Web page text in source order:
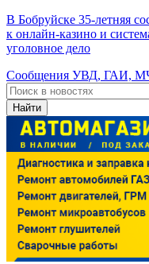
В Бобруйске 35-летняя
к онлайн-казино и
уголовное дело
Сообщения УВД, ГАИ,
Найти